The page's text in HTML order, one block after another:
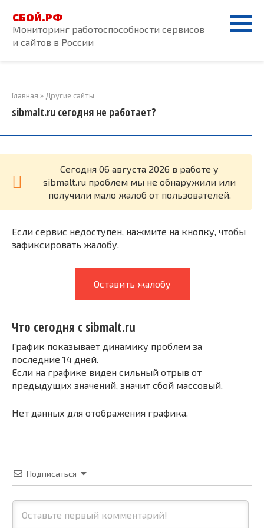
контенту
СБОЙ.РФ
Мониторинг работоспособности сервисов
и сайтов в России
Главная » Другие сайты
sibmalt.ru сегодня не работает?
Cегодня 06 августа 2026 в работе у
sibmalt.ru проблем мы не обнаружили или
получили мало жалоб от пользователей.
Если сервис недоступен, нажмите на кнопку, чтобы
зафиксировать жалобу.
Оставить жалобу
Что сегодня с sibmalt.ru
График показывает динамику проблем за
последние 14 дней.
Если на графике виден сильный отрыв от
предыдущих значений, значит сбой массовый.
Нет данных для отображения графика.
Подписаться